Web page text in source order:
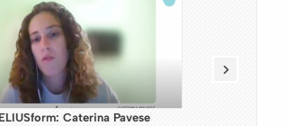
Dicono di MELIUSform: Valentina Preta